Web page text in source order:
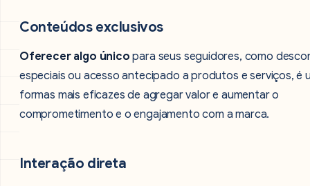
Conteúdos exclusivos
Oferecer algo único para seus seguidores, como
especiais ou acesso antecipado a produtos e serviços, é
formas mais eficazes de agregar valor e aumentar o
comprometimento e o engajamento com a marca.
Interação direta